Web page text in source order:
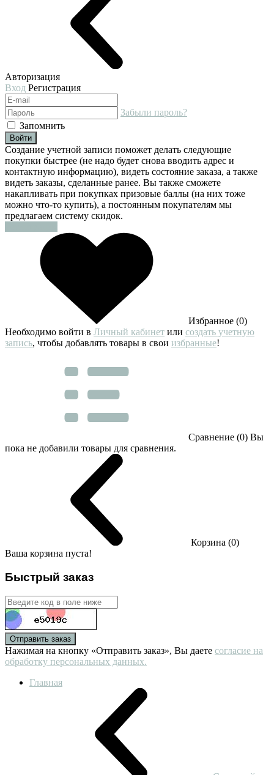
Авторизация
Вход Регистрация
Забыли пароль?
Запомнить
Войти
Создание учетной записи поможет делать следующие
покупки быстрее (не надо будет снова вводить адрес и
контактную информацию), видеть состояние заказа, а также
видеть заказы, сделанные ранее. Вы также сможете
накапливать при покупках призовые баллы (на них тоже
можно что-то купить), а постоянным покупателям мы
предлагаем систему скидок.
Избранное (0)
Необходимо войти в Личный кабинет или создать учетную
запись, чтобы добавлять товары в свои избранные!
Сравнение (0) Вы
пока не добавили товары для сравнения.
Корзина (0)
Ваша корзина пуста!
Быстрый заказ
Отправить заказ
Нажимая на кнопку «Отправить заказ», Вы даете согласие на
обработку персональных данных.
Главная